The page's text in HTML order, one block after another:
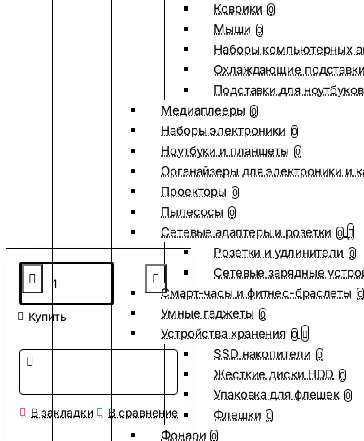
Коврики 0
Мыши 0
Наборы компьютерных
Охлаждающие
Подставки для ноутбуков
Медиаплееры 0
Наборы электроники 0
Ноутбуки и планшеты 0
Органайзеры для электроники и
Проекторы 0
Пылесосы 0
Сетевые адаптеры и розетки 0
Розетки и удлинители 0
Сетевые зарядные
Смарт-часы и фитнес-браслеты 0
Умные гаджеты 0
Устройства хранения 0
SSD накопители 0
Жесткие диски HDD 0
Упаковка для флешек 0
Флешки 0
Фонари 0
Купить
В закладки В сравнение